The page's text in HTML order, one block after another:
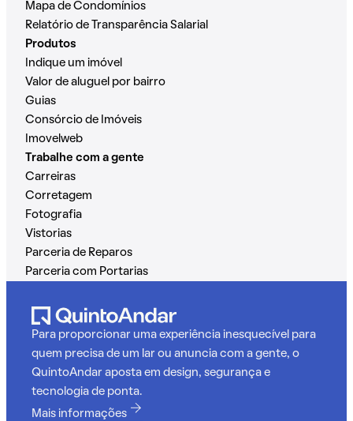
Mapa de Condomínios
Relatório de Transparência Salarial
Produtos
Indique um imóvel
Valor de aluguel por bairro
Guias
Consórcio de Imóveis
Imovelweb
Trabalhe com a gente
Carreiras
Corretagem
Fotografia
Vistorias
Parceria de Reparos
Parceria com Portarias
Para proporcionar uma experiência inesquecível para
quem precisa de um lar ou anuncia com a gente, o
QuintoAndar aposta em design, segurança e
tecnologia de ponta.
Mais informações